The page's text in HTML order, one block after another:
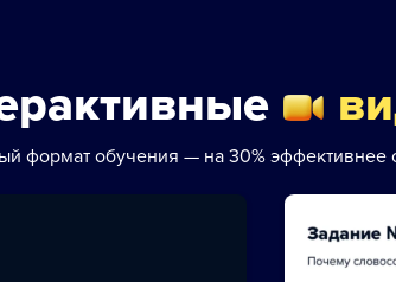
формат обучения — на 30% эффективнее